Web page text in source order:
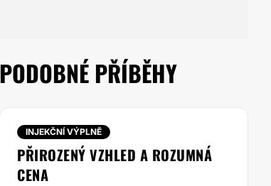
PODOBNÉ PŘÍBĚHY
INJEKČNÍ VÝPLNĚ
PŘIROZENÝ VZHLED A ROZUMNÁ
CENA